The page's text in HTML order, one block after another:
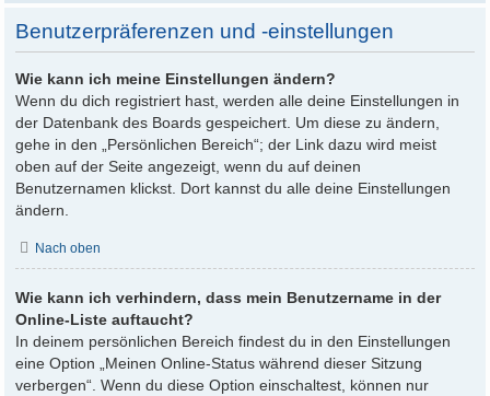
Benutzerpräferenzen und -einstellungen
Wie kann ich meine Einstellungen ändern?
Wenn du dich registriert hast, werden alle deine Einstellungen in
der Datenbank des Boards gespeichert. Um diese zu ändern,
gehe in den „Persönlichen Bereich“; der Link dazu wird meist
oben auf der Seite angezeigt, wenn du auf deinen
Benutzernamen klickst. Dort kannst du alle deine Einstellungen
ändern.
Nach oben
Wie kann ich verhindern, dass mein Benutzername in der
Online-Liste auftaucht?
In deinem persönlichen Bereich findest du in den Einstellungen
eine Option „Meinen Online-Status während dieser Sitzung
verbergen“. Wenn du diese Option einschaltest, können nur